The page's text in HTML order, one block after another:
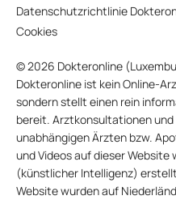
Datenschutzrichtlinie
Cookies
© 2026 Dokteronline
Dokteronline ist kein Online-
sondern stellt einen rein
bereit. Arztkonsultationen
unabhängigen Ärzten bzw.
und Videos auf dieser Website
(künstlicher Intelligenz)
Website wurden auf